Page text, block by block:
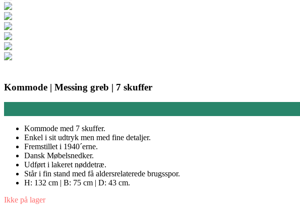
Kommode | Messing greb | 7 skuffer
Kommode med 7 skuffer.
Enkel i sit udtryk men med fine detaljer.
Fremstillet i 1940´erne.
Dansk Møbelsnedker.
Udført i lakeret nøddetræ.
Står i fin stand med få aldersrelaterede brugsspor.
H: 132 cm | B: 75 cm | D: 43 cm.
Ikke på lager